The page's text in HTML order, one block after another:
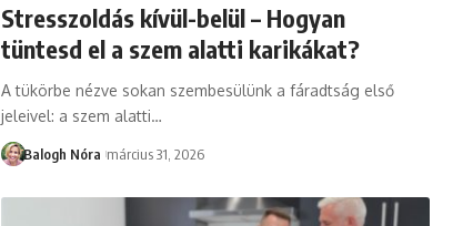
Stresszoldás kívül-belül – Hogyan
tüntesd el a szem alatti karikákat?
A tükörbe nézve sokan szembesülünk a fáradtság első
jeleivel: a szem alatti…
Balogh Nóra március 31, 2026